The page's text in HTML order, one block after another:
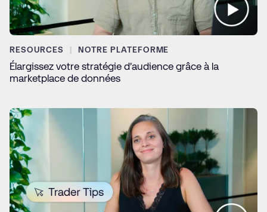
RESOURCES NOTRE PLATEFORME
Élargissez votre stratégie d’audience grâce à la
marketplace de données